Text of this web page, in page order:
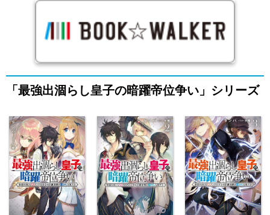
「最強出涸らし皇子の暗躍帝位争い」シリーズ